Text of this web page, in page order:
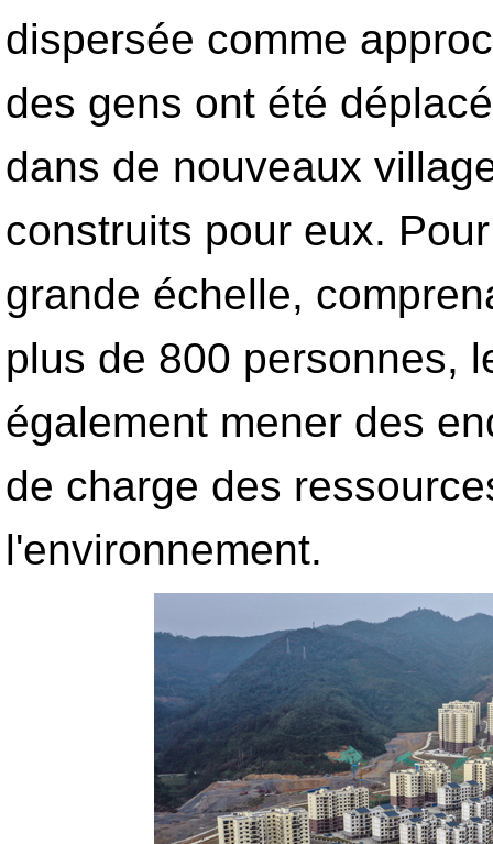
dispersée comme
des gens ont été
dans de nouveaux
construits pour eux.
grande échelle,
plus de 800 personnes,
également mener des
de charge des
l'environnement.